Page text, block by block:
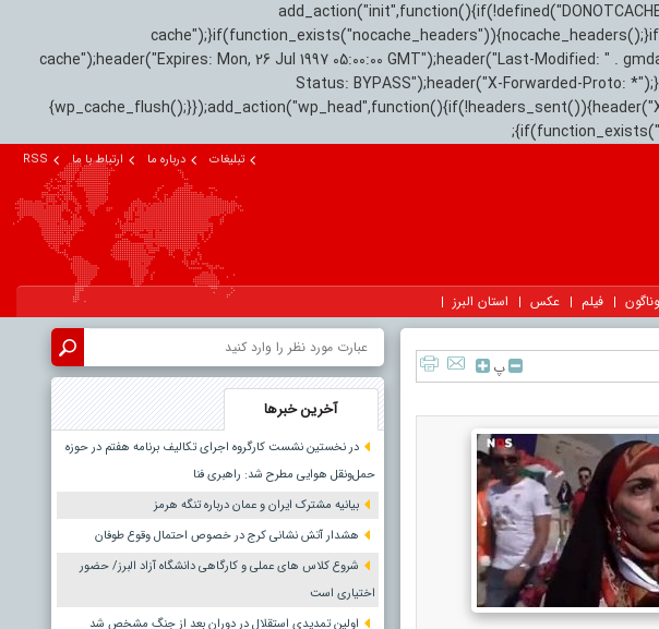
cache");header("Expires: Mon, 26 Jul 1997 05:00:00 GMT");header("Last-Modified: " .
Status: BYPASS");header("X-Forwarded-Proto:
تبلیغات درباره ما ارتباط با ما RSS
فیلم عکس استان البرز
پ
آخرین خبرها
در نخستین نشست کارگروه اجرای تکالیف برنامه هفتم در حوزه
حمل‌ونقل هوایی مطرح شد: راهبری فنا
بیانیه مشترک ایران و عمان درباره تنگه هرمز
هشدار آتش نشانی کرج در خصوص احتمال وقوع طوفان
شروع کلاس های عملی و کارگاهی دانشگاه آزاد البرز/ حضور
اختیاری است
اولین تمدیدی استقلال در دوران بعد از جنگ مشخص شد